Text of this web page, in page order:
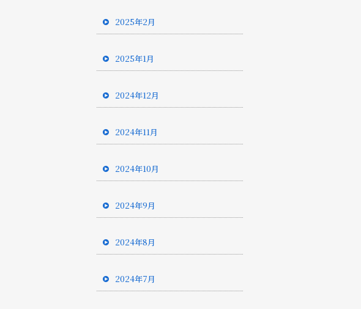
2025年2月
2025年1月
2024年12月
2024年11月
2024年10月
2024年9月
2024年8月
2024年7月